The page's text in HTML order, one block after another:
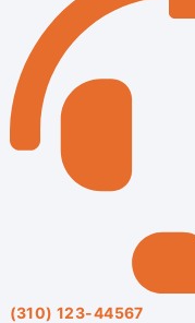
(310) 123-44567